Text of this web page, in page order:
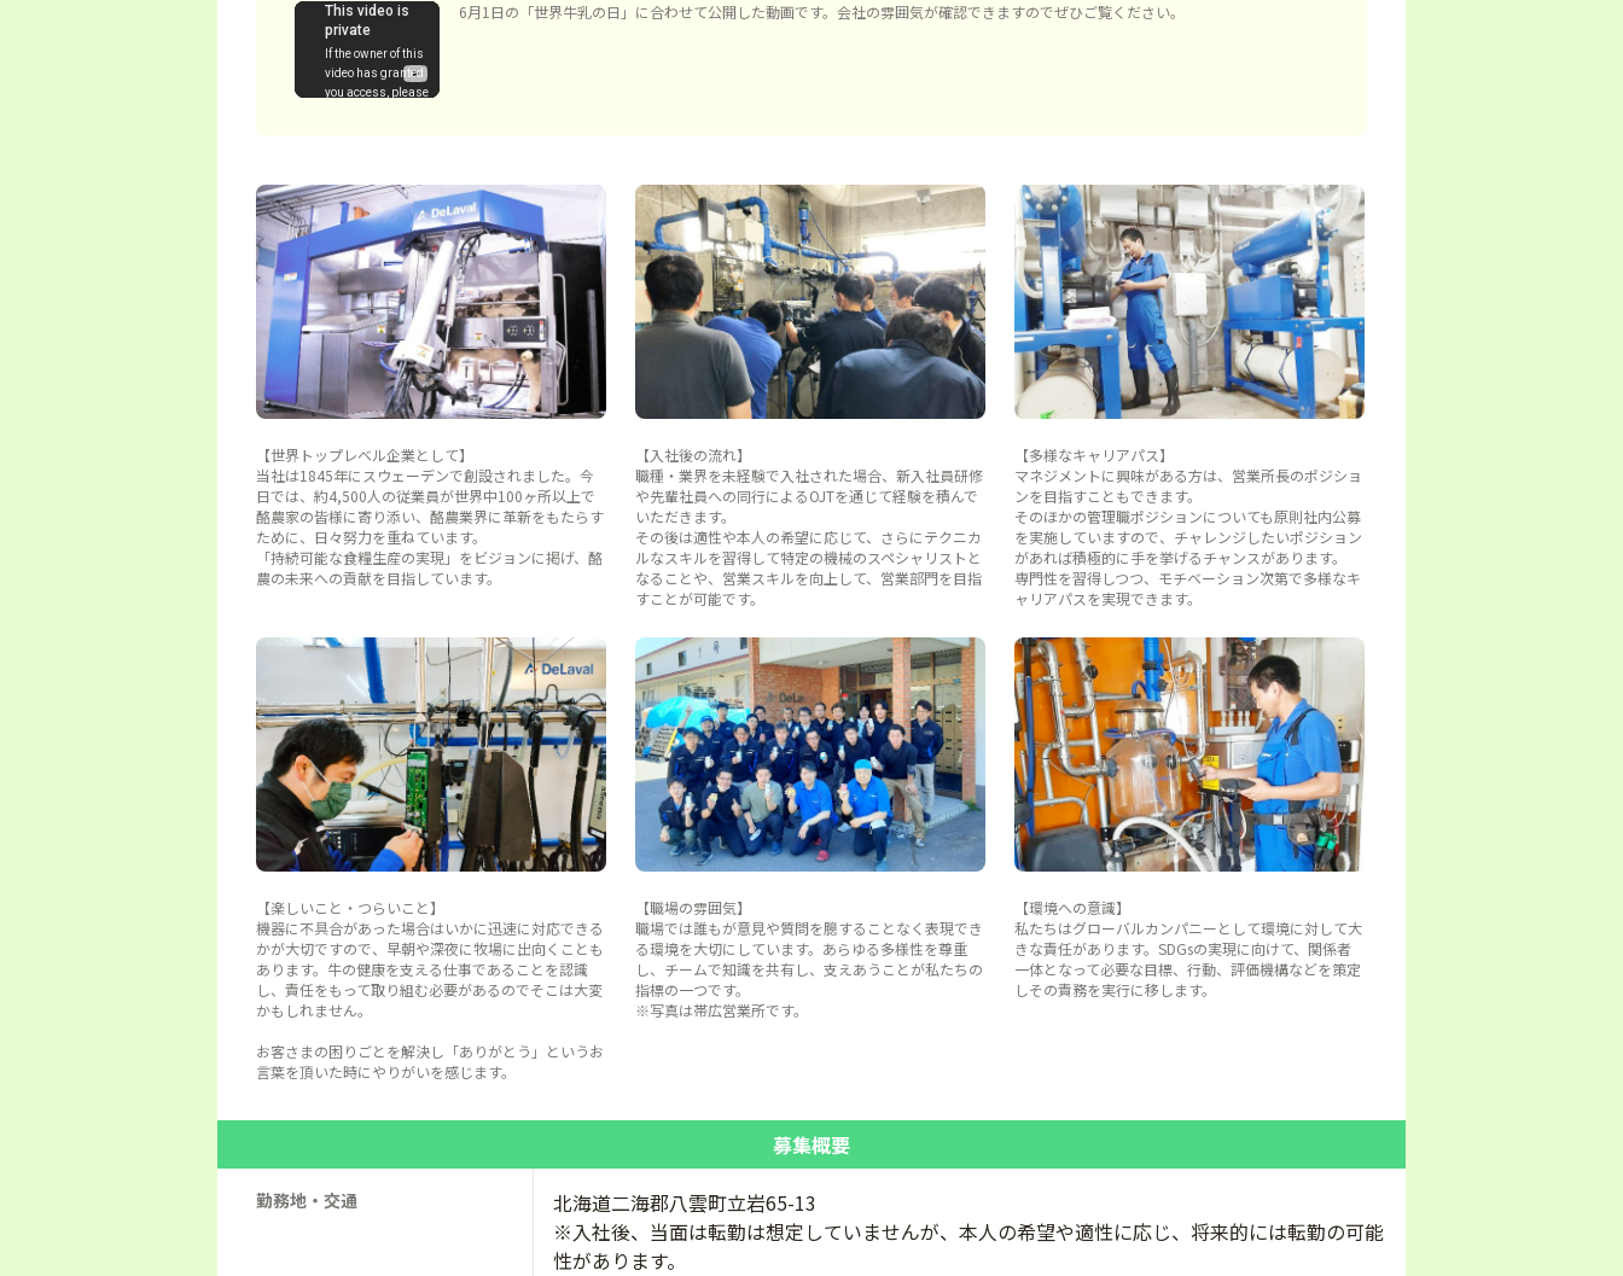
6月1日の「世界牛乳の日」に合わせて公開した動画です。会社の雰囲気が確認できますのでぜひご覧ください。
【世界トップレベル企業として】
当社は1845年にスウェーデンで創設されました。今
日では、約4,500人の従業員が世界中100ヶ所以上で
酪農家の皆様に寄り添い、酪農業界に革新をもたらす
ために、日々努力を重ねています。
「持続可能な食糧生産の実現」をビジョンに掲げ、酪
農の未来への貢献を目指しています。
【入社後の流れ】
職種・業界を未経験で入社された場合、新入社員研修
や先輩社員への同行によるOJTを通じて経験を積んで
いただきます。
その後は適性や本人の希望に応じて、さらにテクニカ
ルなスキルを習得して特定の機械のスペシャリストと
なることや、営業スキルを向上して、営業部門を目指
すことが可能です。
【多様なキャリアパス】
マネジメントに興味がある方は、営業所長のポジショ
ンを目指すこともできます。
そのほかの管理職ポジションについても原則社内公募
を実施していますので、チャレンジしたいポジション
があれば積極的に手を挙げるチャンスがあります。
専門性を習得しつつ、モチベーション次第で多様なキ
ャリアパスを実現できます。
【楽しいこと・つらいこと】
機器に不具合があった場合はいかに迅速に対応できる
かが大切ですので、早朝や深夜に牧場に出向くことも
あります。牛の健康を支える仕事であることを認識
し、責任をもって取り組む必要があるのでそこは大変
かもしれません。
お客さまの困りごとを解決し「ありがとう」というお
言葉を頂いた時にやりがいを感じます。
【職場の雰囲気】
職場では誰もが意見や質問を臆することなく表現でき
る環境を大切にしています。あらゆる多様性を尊重
し、チームで知識を共有し、支えあうことが私たちの
指標の一つです。
※写真は帯広営業所です。
【環境への意識】
私たちはグローバルカンパニーとして環境に対して大
きな責任があります。SDGsの実現に向けて、関係者
一体となって必要な目標、行動、評価機構などを策定
しその責務を実行に移します。
募集概要
勤務地・交通
北海道二海郡八雲町立岩65-13
※入社後、当面は転勤は想定していませんが、本人の希望や適性に応じ、将来的には転勤の可能
性があります。